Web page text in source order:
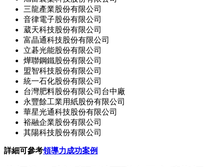
三龍產業股份有限公司
音律電子股份有限公司
葳天科技股份有限公司
富晶通科技股份有限公司
立碁光能股份有限公司
燁聯鋼鐵股份有限公司
盟智科技股份有限公司
統一石化股份有限公司
台灣肥料股份有限公司台中廠
永豐餘工業用紙股份有限公司
華星光通科技股份有限公司
裕融企業股份有限公司
其陽科技股份有限公司
詳細可參考領導力成功案例